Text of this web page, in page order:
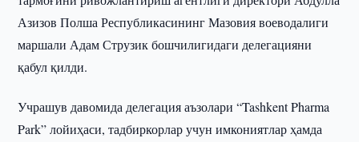
Азизов Полша Республикасининг Мазовия воеводалиги
маршали Адам Струзик бошчилигидаги делегацияни
қабул қилди.
Учрашув давомида делегация аъзолари “Tashkent Pharma
Park” лойиҳаси, тадбиркорлар учун имкониятлар ҳамда